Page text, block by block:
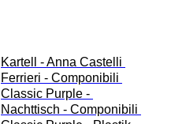
Kartell - Anna Castelli
Ferrieri - Componibili
Classic Purple -
Nachttisch - Componibili